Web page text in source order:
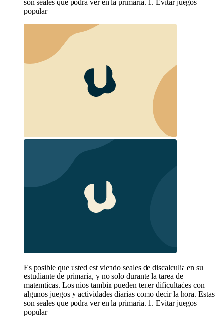
son seales que podra ver en la primaria. 1. Evitar juegos
popular
Es posible que usted est viendo seales de discalculia en su
estudiante de primaria, y no solo durante la tarea de
matemticas. Los nios tambin pueden tener dificultades con
algunos juegos y actividades diarias como decir la hora. Estas
son seales que podra ver en la primaria. 1. Evitar juegos
popular